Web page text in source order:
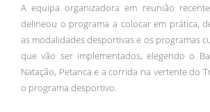
A equipa organizadora em reunião
delineou o programa a colocar em prática,
as modalidades desportivas e os programas
que vão ser implementados, elegendo o
Natação, Petanca e a corrida na vertente do
o programa desportivo.